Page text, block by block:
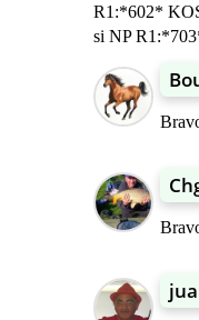
R1:*602*
si NP